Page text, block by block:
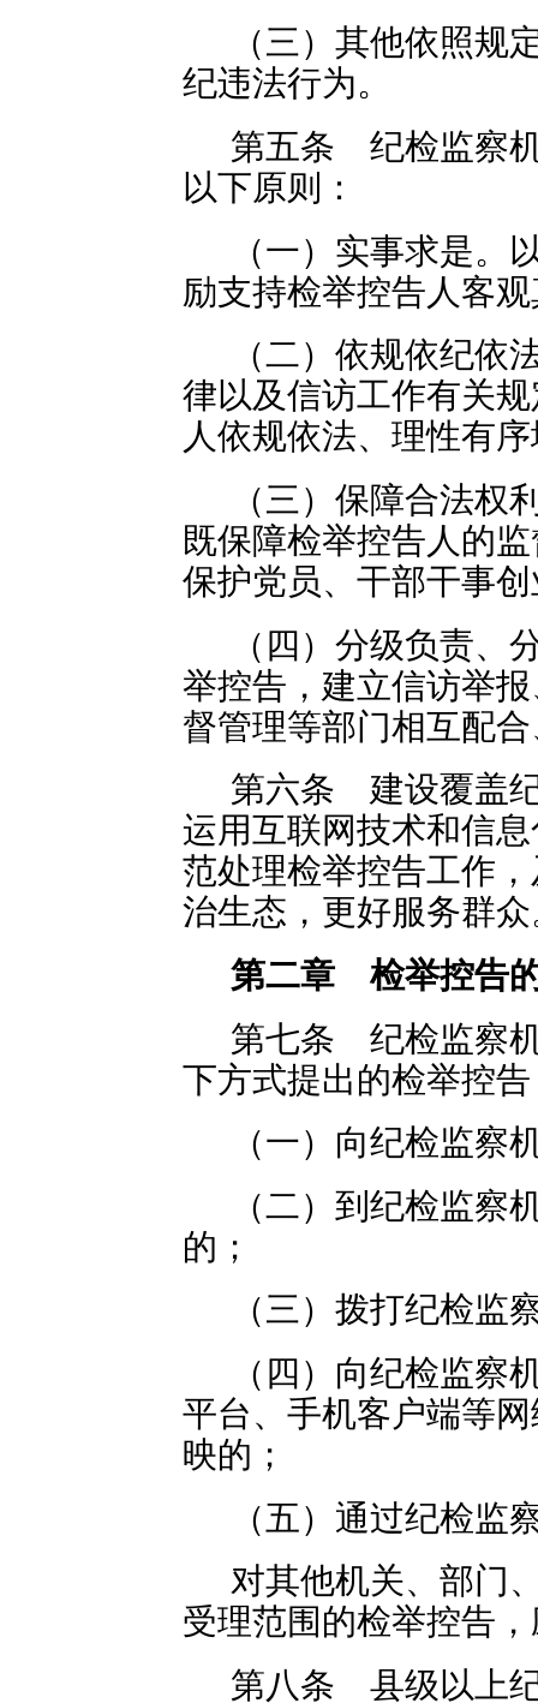
（三）其他依照规
纪违法行为。
第五条 纪检监察
以下原则：
（一）实事求是。
励支持检举控告人客
（二）依规依纪依
律以及信访工作有关
人依规依法、理性有
（三）保障合法权
既保障检举控告人的
保护党员、干部干事
（四）分级负责、
举控告，建立信访举
督管理等部门相互配
第六条 建设覆盖
运用互联网技术和信
范处理检举控告工作
治生态，更好服务群
第二章 检举控告
第七条 纪检监察
下方式提出的检举控
（一）向纪检监察
（二）到纪检监察
的；
（三）拨打纪检监
（四）向纪检监察
平台、手机客户端等
映的；
（五）通过纪检监
对其他机关、部门
受理范围的检举控告
第八条 县级以上